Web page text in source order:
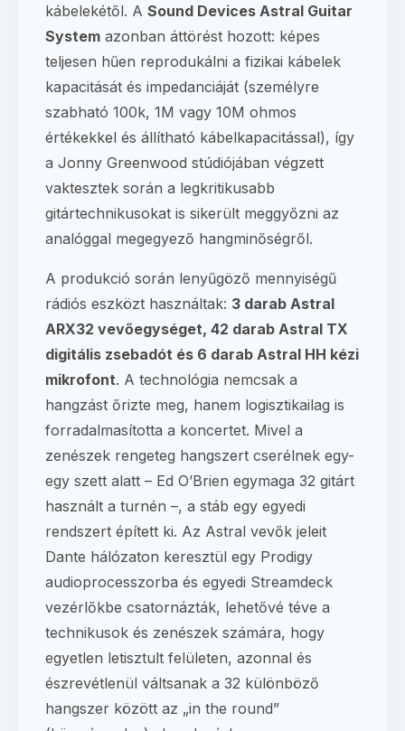
kábelekétől. A Sound Devices Astral Guitar
System azonban áttörést hozott: képes
teljesen hűen reprodukálni a fizikai kábelek
kapacitását és impedanciáját (személyre
szabható 100k, 1M vagy 10M ohmos
értékekkel és állítható kábelkapacitással), így
a Jonny Greenwood stúdiójában végzett
vaktesztek során a legkritikusabb
gitártechnikusokat is sikerült meggyőzni az
analóggal megegyező hangminőségről.
A produkció során lenyűgöző mennyiségű
rádiós eszközt használtak: 3 darab Astral
ARX32 vevőegységet, 42 darab Astral TX
digitális zsebadót és 6 darab Astral HH kézi
mikrofont. A technológia nemcsak a
hangzást őrizte meg, hanem logisztikailag is
forradalmasította a koncertet. Mivel a
zenészek rengeteg hangszert cserélnek egy-
egy szett alatt – Ed O’Brien egymaga 32 gitárt
használt a turnén –, a stáb egy egyedi
rendszert épített ki. Az Astral vevők jeleit
Dante hálózaton keresztül egy Prodigy
audioprocesszorba és egyedi Streamdeck
vezérlőkbe csatornázták, lehetővé téve a
technikusok és zenészek számára, hogy
egyetlen letisztult felületen, azonnal és
észrevétlenül váltsanak a 32 különböző
hangszer között az „in the round”